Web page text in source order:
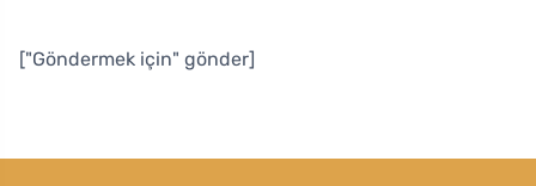
["Göndermek için" gönder]